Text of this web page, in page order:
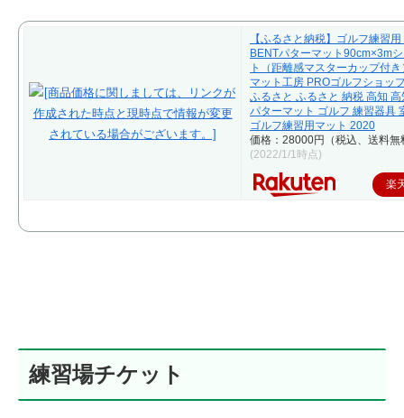
【ふるさと納税】ゴルフ練習
BENTパターマット90cm×3m
ト（距離感マスターカップ付
マット工房 PROゴルフショッ
ふるさと ふるさと 納税 高知
パターマット ゴルフ 練習器具
ゴルフ練習用マット 2020
価格：28000円（税込、送料無
(2022/1/1時点)
楽
練習場チケット